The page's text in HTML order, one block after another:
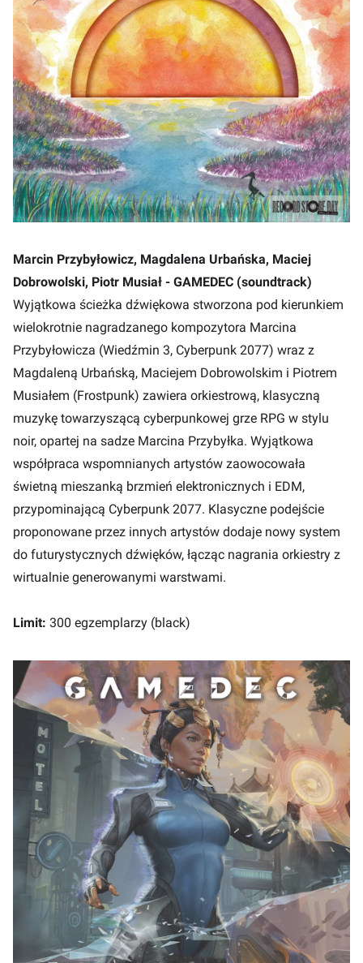
Marcin Przybyłowicz, Magdalena Urbańska, Maciej
Dobrowolski, Piotr Musiał - GAMEDEC (soundtrack)
Wyjątkowa ścieżka dźwiękowa stworzona pod kierunkiem
wielokrotnie nagradzanego kompozytora Marcina
Przybyłowicza (Wiedźmin 3, Cyberpunk 2077) wraz z
Magdaleną Urbańską, Maciejem Dobrowolskim i Piotrem
Musiałem (Frostpunk) zawiera orkiestrową, klasyczną
muzykę towarzyszącą cyberpunkowej grze RPG w stylu
noir, opartej na sadze Marcina Przybyłka. Wyjątkowa
współpraca wspomnianych artystów zaowocowała
świetną mieszanką brzmień elektronicznych i EDM,
przypominającą Cyberpunk 2077. Klasyczne podejście
proponowane przez innych artystów dodaje nowy system
do futurystycznych dźwięków, łącząc nagrania orkiestry z
wirtualnie generowanymi warstwami.
Limit: 300 egzemplarzy (black)